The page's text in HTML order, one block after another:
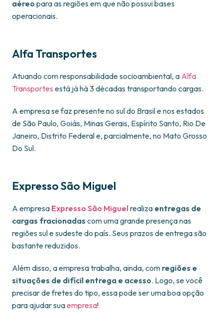
aéreo para as regiões em que não possui bases
operacionais.
Alfa Transportes
Atuando com responsabilidade socioambiental, a Alfa
Transportes está já há 3 décadas transportando cargas.
A empresa se faz presente no sul do Brasil e nos estados
de São Paulo, Goiás, Minas Gerais, Espírito Santo, Rio De
Janeiro, Distrito Federal e, parcialmente, no Mato Grosso
Do Sul.
Expresso São Miguel
A empresa Expresso São Miguelrealiza entregas de
cargas fracionadas com uma grande presença nas
regiões sul e sudeste do país. Seus prazos de entrega são
bastante reduzidos.
Além disso, a empresa trabalha, ainda, com regiões e
situações de difícil entrega e acesso. Logo, se você
precisar de fretes do tipo, essa pode ser uma boa opção
para ajudar suaempresa!